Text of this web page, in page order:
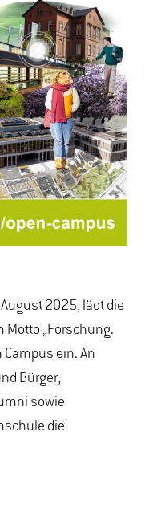
2025, lädt die
Motto „Forschung.
Campus ein. An
Bürger,
sowie
die